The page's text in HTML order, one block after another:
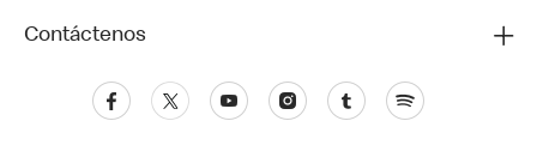
Contáctenos